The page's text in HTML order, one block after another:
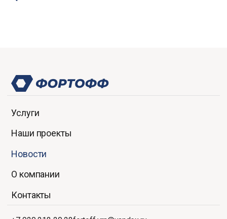
Услуги
Наши проекты
Новости
О компании
Контакты